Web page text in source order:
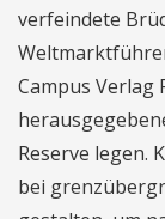
verfeindete
Campus Verlag
Reserve legen.
bei